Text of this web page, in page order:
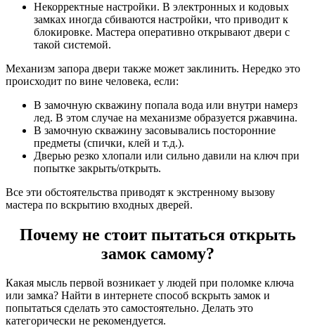
Некорректные настройки. В электронных и кодовых
замках иногда сбиваются настройки, что приводит к
блокировке. Мастера оперативно открывают двери с
такой системой.
Механизм запора двери также может заклинить. Нередко это
происходит по вине человека, если:
В замочную скважину попала вода или внутри намерз
лед. В этом случае на механизме образуется ржавчина.
В замочную скважину засовывались посторонние
предметы (спички, клей и т.д.).
Дверью резко хлопали или сильно давили на ключ при
попытке закрыть/открыть.
Все эти обстоятельства приводят к экстренному вызову
мастера по вскрытию входных дверей.
Почему не стоит пытаться открыть
замок самому?
Какая мысль первой возникает у людей при поломке ключа
или замка? Найти в интернете способ вскрыть замок и
попытаться сделать это самостоятельно. Делать это
категорически не рекомендуется.